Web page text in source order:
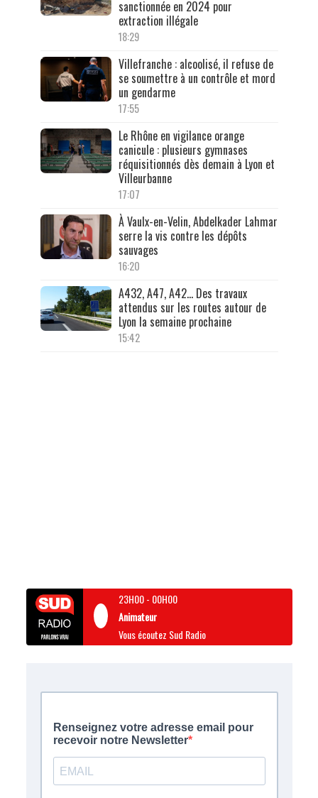
sanctionnée en 2024 pour
extraction illégale
18:29
Villefranche : alcoolisé, il refuse de
se soumettre à un contrôle et mord
un gendarme
17:55
Le Rhône en vigilance orange
canicule : plusieurs gymnases
réquisitionnés dès demain à Lyon et
Villeurbanne
17:07
À Vaulx-en-Velin, Abdelkader Lahmar
serre la vis contre les dépôts
sauvages
16:20
A432, A47, A42… Des travaux
attendus sur les routes autour de
Lyon la semaine prochaine
15:42
23H00- 00H00
Animateur
Vous écoutez Sud Radio